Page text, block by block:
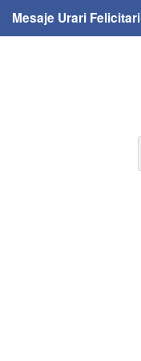
Mesaje Urari Felicitari